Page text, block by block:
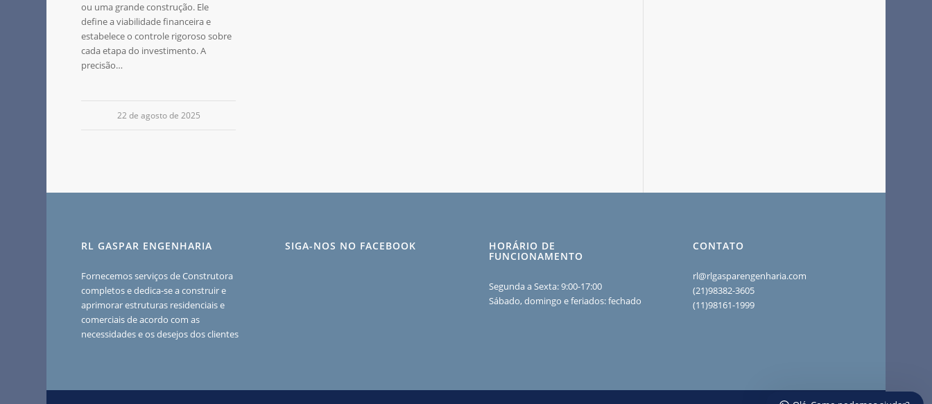
ou uma grande construção. Ele
define a viabilidade financeira e
estabelece o controle rigoroso sobre
cada etapa do investimento. A
precisão…
22 de agosto de 2025
RL GASPAR ENGENHARIA
Fornecemos serviços de Construtora
completos e dedica-se a construir e
aprimorar estruturas residenciais e
comerciais de acordo com as
necessidades e os desejos dos clientes
SIGA-NOS NO FACEBOOK HORÁRIO DE
FUNCIONAMENTO
Segunda a Sexta: 9:00-17:00
Sábado, domingo e feriados: fechado
CONTATO
rl@rlgasparengenharia.com
(21)98382-3605
(11)98161-1999